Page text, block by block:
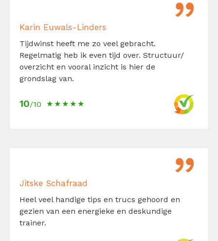
Karin Euwals-Linders
Tijdwinst heeft me zo veel gebracht.
Regelmatig heb ik even tijd over. Structuur/
overzicht en vooral inzicht is hier de
grondslag van.
10/10
Jitske Schafraad
Heel veel handige tips en trucs gehoord en
gezien van een energieke en deskundige
trainer.